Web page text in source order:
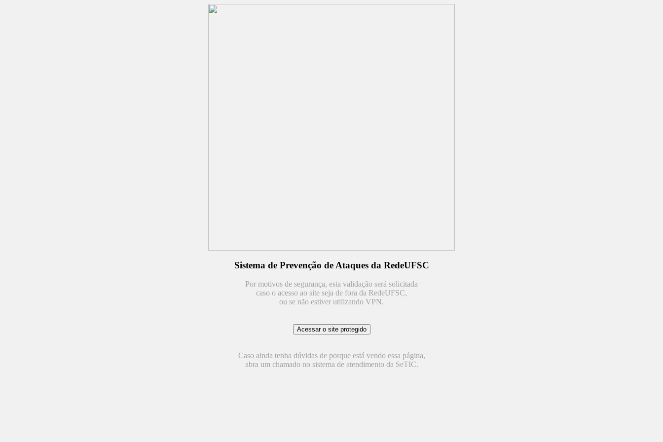
Sistema de Prevenção de Ataques da RedeUFSC
Por motivos de segurança, esta validação será solicitada
caso o acesso ao site seja de fora da RedeUFSC,
ou se não estiver utilizando VPN.
Caso ainda tenha dúvidas de porque está vendo essa página,
abra um chamado no sistema de atendimento da SeTIC.